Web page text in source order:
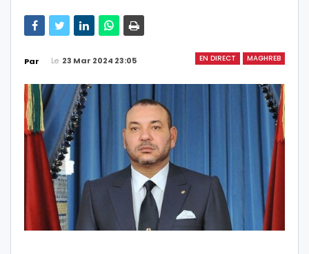
EN DIRECT MAGHREB
Par Le 23 Mar 2024 23:05